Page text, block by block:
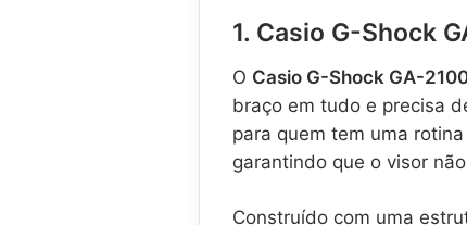
1. Casio G-Shock
O Casio G-Shock GA-
braço em tudo e precisa
para quem tem uma
garantindo que o visor
Construído com uma